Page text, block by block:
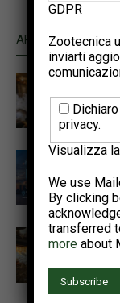
ARTICOLI
Il
GDPR
Zootecnica
inviarti
privacy.
Visualizza
We use
By clicking
transferred
more about